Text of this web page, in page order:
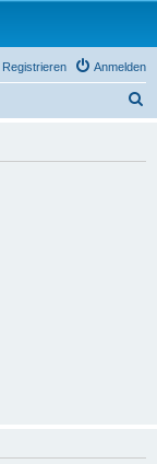
Anmelden
Registrieren